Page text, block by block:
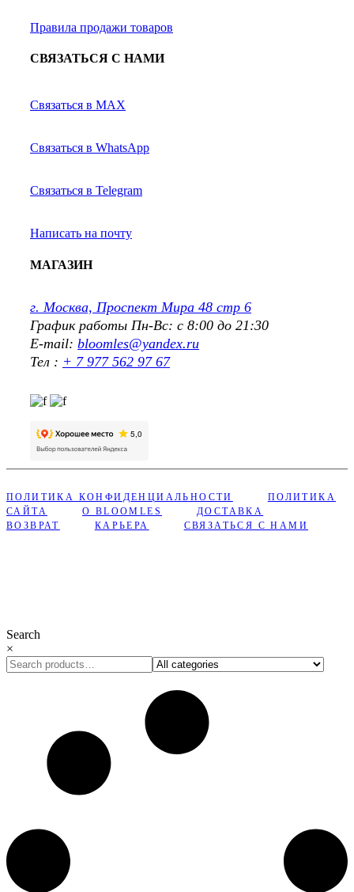
Правила продажи товаров
СВЯЗАТЬСЯ С НАМИ
Связаться в MAX
Связаться в WhatsApp
Связаться в Telegram
Написать на почту
МАГАЗИН
г. Москва, Проспект Мира 48 стр 6
График работы Пн-Вс: с 8:00 до 21:30
E-mail: bloomles@yandex.ru
Тел : + 7 977 562 97 67
ПОЛИТИКА КОНФИДЕНЦИАЛЬНОСТИ
ПОЛИТИКА
САЙТА
О BLOOMLES
ДОСТАВКА
ВОЗВРАТ
КАРЬЕРА СВЯЗАТЬСЯ С НАМИ
Search
×